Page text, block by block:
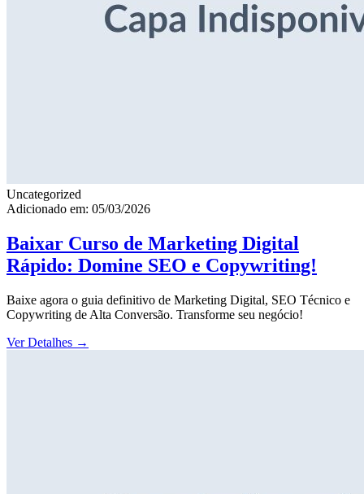
Uncategorized
Adicionado em: 05/03/2026
Baixar Curso de Marketing Digital
Rápido: Domine SEO e Copywriting!
Baixe agora o guia definitivo de Marketing Digital, SEO Técnico e
Copywriting de Alta Conversão. Transforme seu negócio!
Ver Detalhes →